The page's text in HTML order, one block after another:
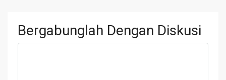
Bergabunglah Dengan Diskusi